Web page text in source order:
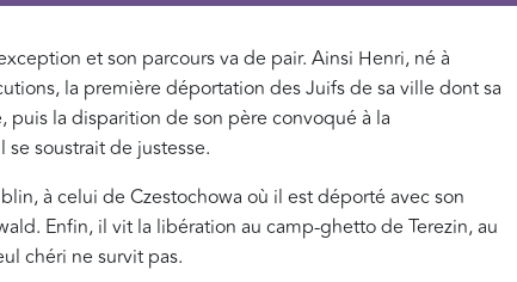
et son parcours va de pair. Ainsi Henri, né à
la première déportation des Juifs de sa ville dont sa
la disparition de son père convoqué à la
soustrait de justesse.
à celui de Czestochowa où il est déporté avec son
Enfin, il vit la libération au camp-ghetto de Terezin, au
chéri ne survit pas.